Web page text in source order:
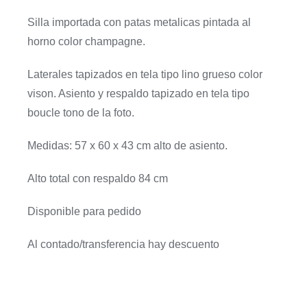
cantidad
Silla importada con patas metalicas pintada al
horno color champagne.
Laterales tapizados en tela tipo lino grueso color
vison. Asiento y respaldo tapizado en tela tipo
boucle tono de la foto.
Medidas: 57 x 60 x 43 cm alto de asiento.
Alto total con respaldo 84 cm
Disponible para pedido
Al contado/transferencia hay descuento